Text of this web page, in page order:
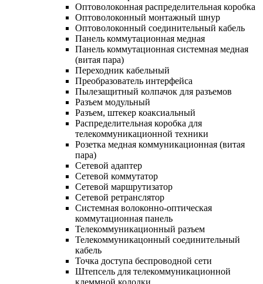
Оптоволоконная распределительная коробка
Оптоволоконный монтажный шнур
Оптоволоконный соединительный кабель
Панель коммутационная медная
Панель коммутационная системная медная
(витая пара)
Переходник кабельный
Преобразователь интерфейса
Пылезащитный колпачок для разъемов
Разъем модульный
Разъем, штекер коаксиальный
Распределительная коробка для
телекоммуникационной техники
Розетка медная коммуникационная (витая
пара)
Сетевой адаптер
Сетевой коммутатор
Сетевой маршрутизатор
Сетевой ретранслятор
Системная волоконно-оптическая
коммутационная панель
Телекоммуникационный разъем
Телекоммуникацонный соединительный
кабель
Точка доступа беспроводной сети
Штепсель для телекоммуникационной
клеммной колодки